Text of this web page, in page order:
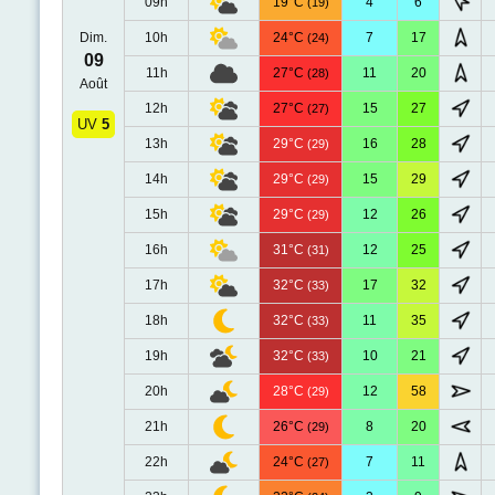
Dim.
09
Août
UV 5
10h 24°C (24) 7 17
11h 27°C (28) 11 20
12h 27°C (27) 15 27
13h 29°C (29) 16 28
14h 29°C (29) 15 29
15h 29°C (29) 12 26
16h 31°C (31) 12 25
17h 32°C (33) 17 32
18h 32°C (33) 11 35
19h 32°C (33) 10 21
20h 28°C (29) 12 58
21h 26°C (29) 8 20
22h 24°C (27) 7 11